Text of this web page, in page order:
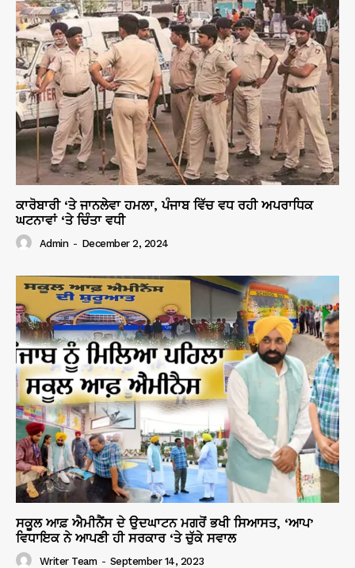
ਕਾਰੋਬਾਰੀ ‘ਤੇ ਜਾਨਲੇਵਾ ਹਮਲਾ, ਪੰਜਾਬ ਵਿੱਚ ਵਧ ਰਹੀ ਅਪਰਾਧਿਕ
ਘਟਨਾਵਾਂ ‘ਤੇ ਚਿੰਤਾ ਵਧੀ
Admin - December 2, 2024
ਸਕੂਲ ਆਫ਼ ਐਮੀਨੈਂਸ ਦੇ ਉਦਘਾਟਨ ਮਗਰੋਂ ਭਖੀ ਸਿਆਸਤ, ‘ਆਪ’
ਵਿਧਾਇਕ ਨੇ ਆਪਣੀ ਹੀ ਸਰਕਾਰ ‘ਤੇ ਚੁੱਕੇ ਸਵਾਲ
Writer Team - September 14, 2023